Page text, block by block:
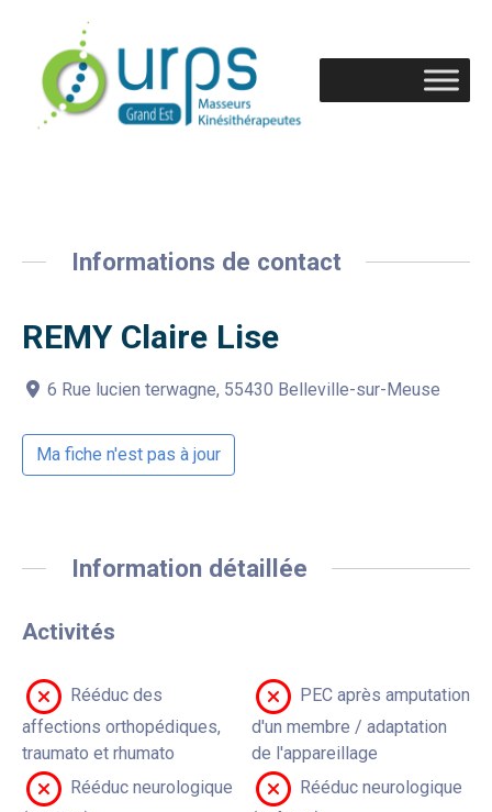
Informations de contact
REMY Claire Lise
6 Rue lucien terwagne, 55430 Belleville-sur-Meuse
Ma fiche n'est pas à jour
Information détaillée
Activités
Rééduc des
affections orthopédiques,
traumato et rhumato
PEC après amputation
d'un membre / adaptation
de l'appareillage
Rééduc neurologique
Rééduc neurologique